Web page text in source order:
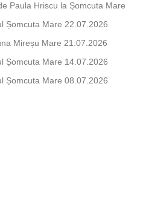
Paula Hriscu la Șomcuta Mare
Șomcuta Mare 22.07.2026
Mireșu Mare 21.07.2026
Șomcuta Mare 14.07.2026
Șomcuta Mare 08.07.2026